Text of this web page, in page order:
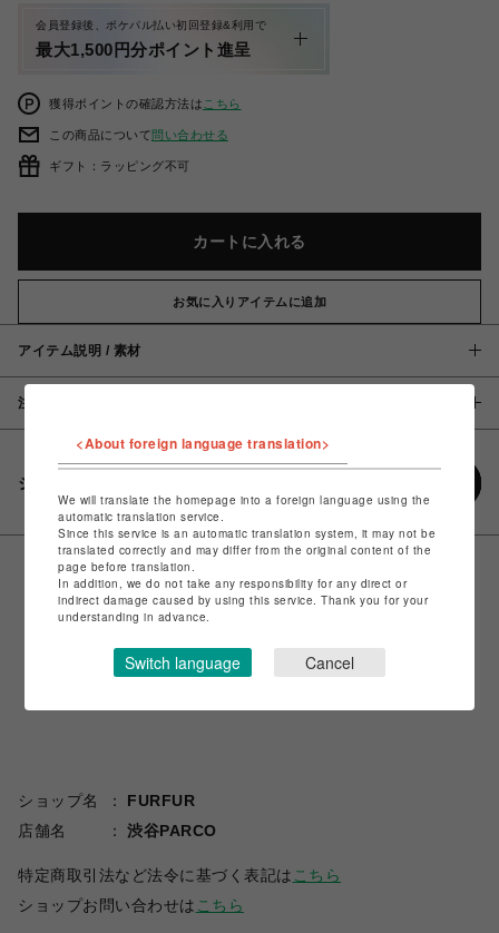
会員登録後、ポケパル払い初回登録&利用で
最大1,500円分ポイント進呈
獲得ポイントの確認方法は こちら
この商品について問い合わせる
ギフト：ラッピング不可
カートに入れる
お気に入りアイテムに追加
アイテム説明 / 素材
注意事項
シェアする
ショップ名
FURFUR
店舗名
渋谷PARCO
特定商取引法など法令に基づく表記は こちら
ショップお問い合わせは こちら
<About foreign language translation>
We will translate the homepage into a foreign language using the
automatic translation service.
Since this service is an automatic translation system, it may not be
translated correctly and may differ from the original content of the
page before translation.
In addition, we do not take any responsibility for any direct or
indirect damage caused by using this service. Thank you for your
understanding in advance.
Switch language Cancel